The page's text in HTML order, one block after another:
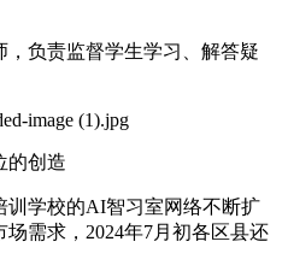
负责监督学生学习、解答疑
的创造
训学校的AI智习室网络不断扩
需求，2024年7月初各区县还